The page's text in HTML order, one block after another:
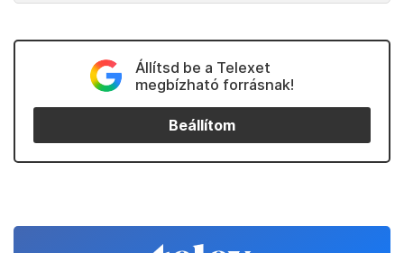
Állítsd be a Telexet
megbízható forrásnak!
Beállítom